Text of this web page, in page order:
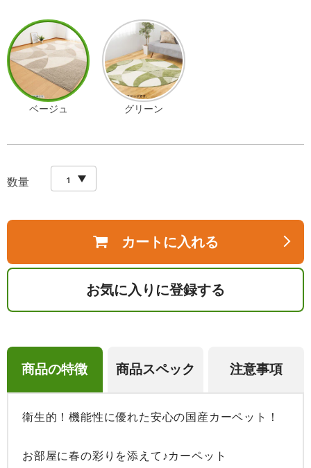
ベージュ グリーン
数量
カートに入れる
お気に入りに登録する
商品の特徴 商品スペック 注意事項
衛生的！機能性に優れた安心の国産カーペット！
お部屋に春の彩りを添えて♪カーペット